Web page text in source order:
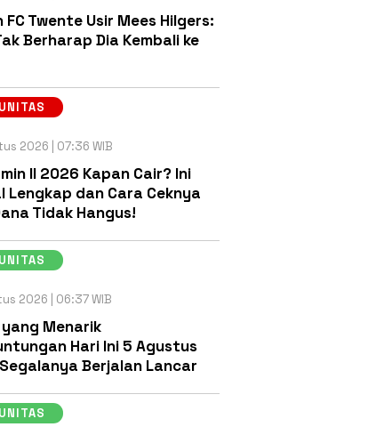
FC Twente Usir Mees Hilgers:
Berharap Dia Kembali ke
2026 | 07:36 WIB
II 2026 Kapan Cair? Ini
Lengkap dan Cara Ceknya
Tidak Hangus!
2026 | 06:37 WIB
Menarik
Hari Ini 5 Agustus
Berjalan Lancar